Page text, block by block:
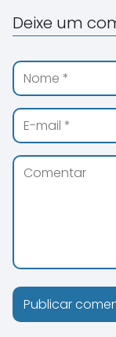
Deixe um